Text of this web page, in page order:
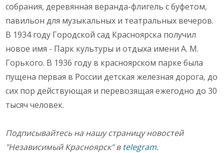
собрания, деревянная веранда-флигель с буфетом,
павильон для музыкальных и театральных вечеров.
В 1934 году Городской сад Красноярска получил
новое имя - Парк культуры и отдыха имени А. М.
Горького. В 1936 году в красноярском парке была
пущена первая в России детская железная дорога, до
сих пор действующая и перевозящая ежегодно до 30
тысяч человек.
Подписывайтесь на нашу страницу новостей
"Независимый Красноярск" в telegram.